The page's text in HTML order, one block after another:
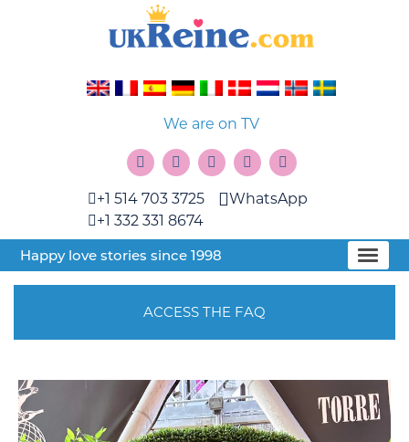
We are on TV
+1 514 703 3725
+1 332 331 8674
WhatsApp
Happy love stories since 1998
ACCESS THE FAQ